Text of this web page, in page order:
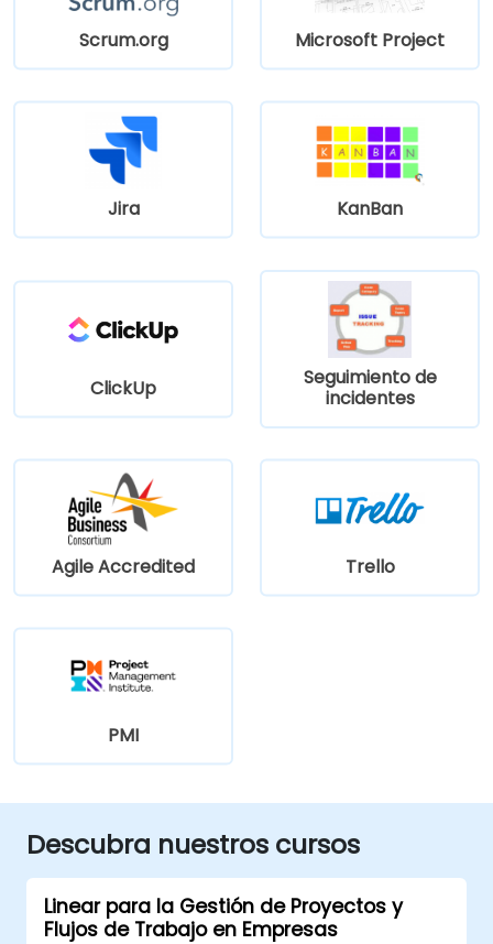
Scrum.org Microsoft Project
Jira KanBan
ClickUp
Seguimiento de
incidentes
Agile Accredited Trello
PMI
Descubra nuestros cursos
Linear para la Gestión de Proyectos y
Flujos de Trabajo en Empresas